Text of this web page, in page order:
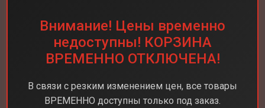
Внимание! Цены временно
недоступны! КОРЗИНА
ВРЕМЕННО ОТКЛЮЧЕНА!
В связи с резким изменением цен, все товары
ВРЕМЕННО доступны только под заказ.